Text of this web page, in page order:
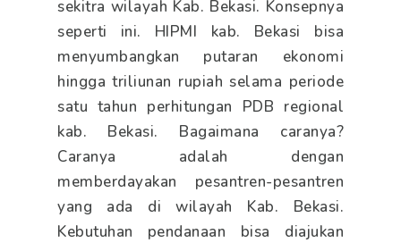
sekitra wilayah Kab. Bekasi. Konsepnya
seperti ini. HIPMI kab. Bekasi bisa
menyumbangkan putaran ekonomi
hingga triliunan rupiah selama periode
satu tahun perhitungan PDB regional
kab. Bekasi. Bagaimana caranya?
Caranya adalah dengan
memberdayakan pesantren-pesantren
yang ada di wilayah Kab. Bekasi.
Kebutuhan pendanaan bisa diajukan